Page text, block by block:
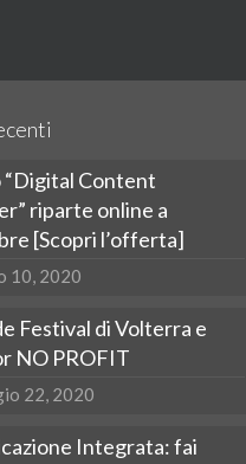
“Digital Content
riparte online a
[Scopri l’offerta]
10, 2020
Festival di Volterra e
NO PROFIT
22, 2020
Integrata: fai